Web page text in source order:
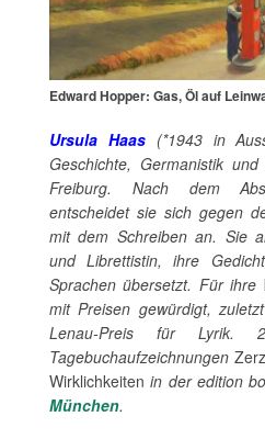
Edward Hopper: Gas, Öl auf
Ursula Haas(*1943 in
Geschichte, Germanistik
Freiburg. Nach dem
entscheidet sie sich gegen
mit dem Schreiben an. Sie
und Librettistin, ihre
Sprachen übersetzt. Für ihre
mit Preisen gewürdigt,
Lenau-Preis für Lyrik.
Tagebuchaufzeichnungen
Wirklichkeiten in der edition
München.